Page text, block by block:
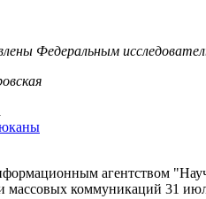
Федеральным
агентством
коммуникаций 31